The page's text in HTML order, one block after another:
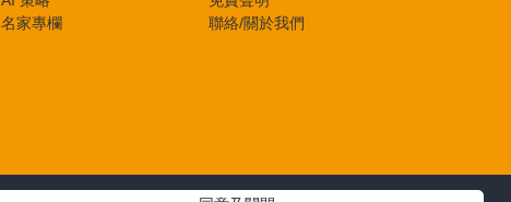
名家專欄
聯絡/關於我們